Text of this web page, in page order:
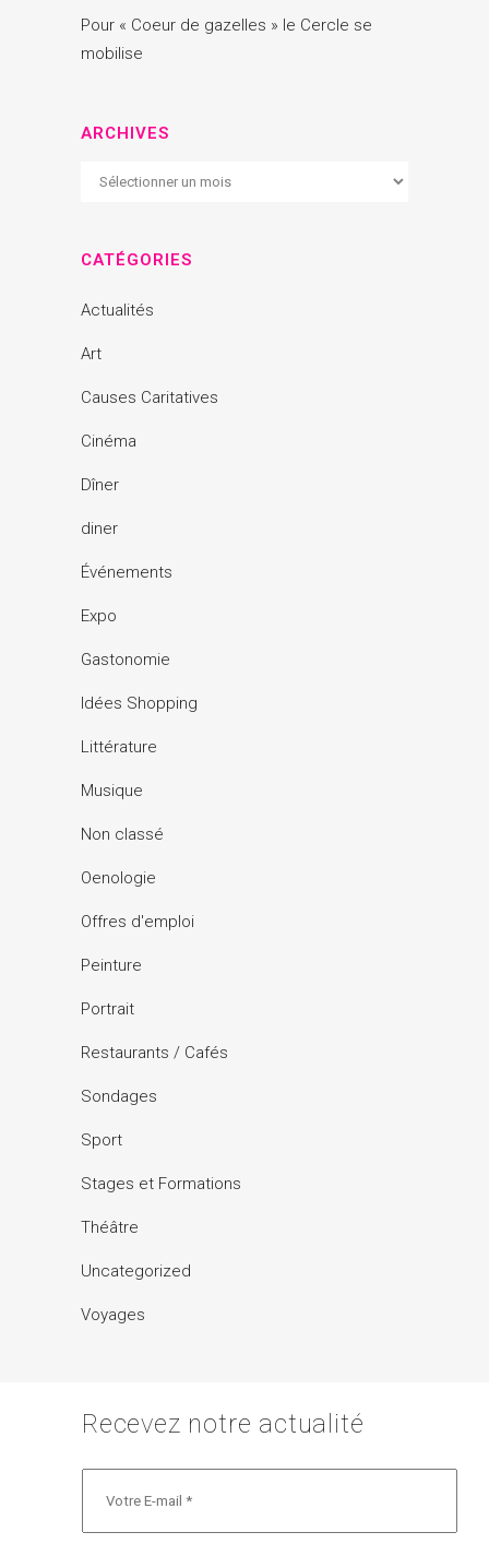
Pour « Coeur de gazelles » le Cercle se
mobilise
ARCHIVES
Archives
CATÉGORIES
Actualités
Art
Causes Caritatives
Cinéma
Dîner
diner
Événements
Expo
Gastonomie
Idées Shopping
Littérature
Musique
Non classé
Oenologie
Offres d'emploi
Peinture
Portrait
Restaurants / Cafés
Sondages
Sport
Stages et Formations
Théâtre
Uncategorized
Voyages
Recevez notre actualité